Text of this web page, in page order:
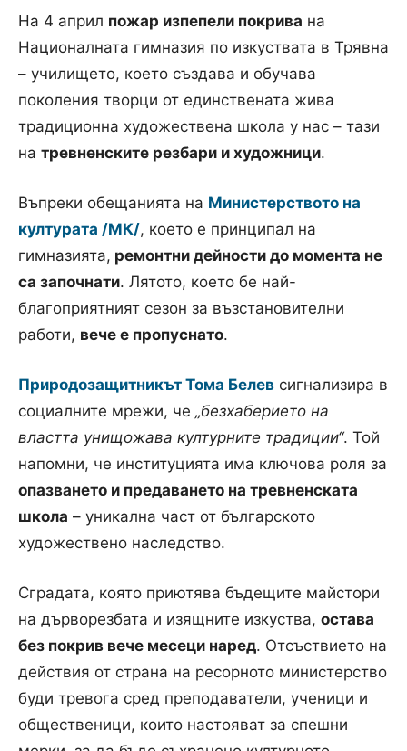
На 4 април пожар изпепели покрива на
Националната гимназия по изкуствата в Трявна
– училището, което създава и обучава
поколения творци от единствената жива
традиционна художествена школа у нас – тази
на тревненските резбари и художници.
Въпреки обещанията на Министерството на
културата /МК/, което е принципал на
гимназията, ремонтни дейности до момента не
са започнати. Лятото, което бе най-
благоприятният сезон за възстановителни
работи, вече е пропуснато.
Природозащитникът Тома Белев сигнализира в
социалните мрежи, че „безхаберието на
властта унищожава културните традиции“. Той
напомни, че институцията има ключова роля за
опазването и предаването на тревненската
школа – уникална част от българското
художествено наследство.
Сградата, която приютява бъдещите майстори
на дърворезбата и изящните изкуства, остава
без покрив вече месеци наред. Отсъствието на
действия от страна на ресорното министерство
буди тревога сред преподаватели, ученици и
общественици, които настояват за спешни